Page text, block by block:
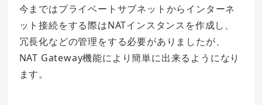
今まではプライベートサブネットからインターネ
ット接続をする際はNATインスタンスを作成し、
冗長化などの管理をする必要がありましたが、
NAT Gateway機能により簡単に出来るようになり
ます。